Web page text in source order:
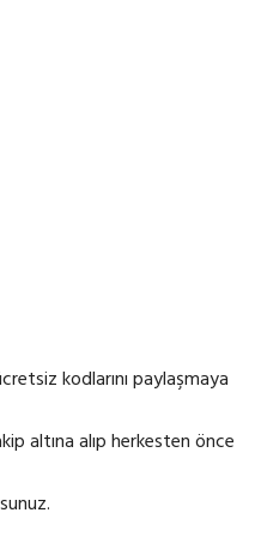
kodlarını paylaşmaya
altına alıp herkesten önce